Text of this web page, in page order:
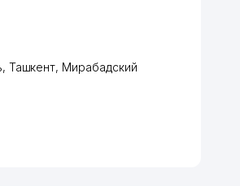
, Ташкент, Мирабадский